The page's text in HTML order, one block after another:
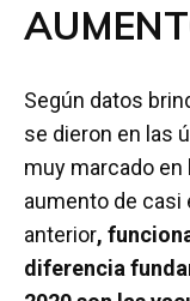
Según datos
se dieron en las
muy marcado en
aumento de casi
anterior,
diferencia